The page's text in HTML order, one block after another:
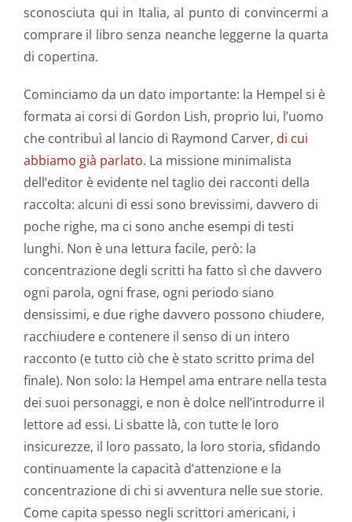
sconosciuta qui in Italia, al punto di convincermi a
comprare il libro senza neanche leggerne la quarta
di copertina.
Cominciamo da un dato importante: la Hempel si è
formata ai corsi di Gordon Lish, proprio lui, l’uomo
che contribuì al lancio di Raymond Carver, di cui
abbiamo già parlato. La missione minimalista
dell’editor è evidente nel taglio dei racconti della
raccolta: alcuni di essi sono brevissimi, davvero di
poche righe, ma ci sono anche esempi di testi
lunghi. Non è una lettura facile, però: la
concentrazione degli scritti ha fatto sì che davvero
ogni parola, ogni frase, ogni periodo siano
densissimi, e due righe davvero possono chiudere,
racchiudere e contenere il senso di un intero
racconto (e tutto ciò che è stato scritto prima del
finale). Non solo: la Hempel ama entrare nella testa
dei suoi personaggi, e non è dolce nell’introdurre il
lettore ad essi. Li sbatte là, con tutte le loro
insicurezze, il loro passato, la loro storia, sfidando
continuamente la capacità d’attenzione e la
concentrazione di chi si avventura nelle sue storie.
Come capita spesso negli scrittori americani, i